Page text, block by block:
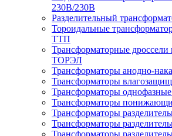
230В/230В
Разделительный
Тороидальные
ТТП
Трансформаторные дроссели
ТОРЭЛ
Трансформаторы анодно-
Трансформаторы
Трансформаторы
Трансформаторы
Трансформаторы
Трансформаторы
Трансформаторы